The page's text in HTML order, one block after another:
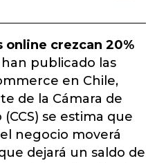
crezcan 20%
publicado las
en Chile,
de la Cámara de
se estima que
negocio moverá
dejará un saldo de